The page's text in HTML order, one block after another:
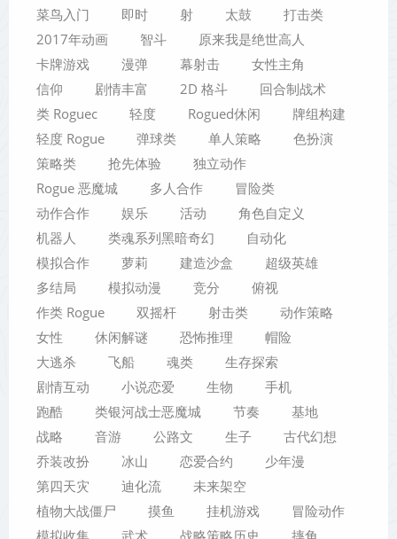
菜鸟入门
即时 射 太鼓
打击类
2017年动画
智斗
原来我是绝世高人
卡牌游戏
漫弹 幕射击
女性主角
信仰
剧情丰富 2D 格斗
回合制战术
类 Roguec
轻度 Rogued休闲
牌组构建
轻度 Rogue
弹球类 单人策略
色扮演
策略类
抢先体验
独立动作
Rogue 恶魔城
多人合作
冒险类
动作合作
娱乐 活动
角色自定义
机器人
类魂系列黑暗奇幻
自动化
模拟合作
萝莉 建造沙盒
超级英雄
多结局
模拟动漫 竞分
俯视
作类 Rogue
双摇杆 射击类
动作策略
女性
休闲解谜 恐怖推理
帽险
大逃杀
飞船 魂类
生存探索
剧情互动
小说恋爱 生物
手机
跑酷
类银河战士恶魔城 节奏
基地
战略
音游 公路文 生子
古代幻想
乔装改扮
冰山 恋爱合约
少年漫
第四天灾
迪化流
未来架空
植物大战僵尸
摸鱼 挂机游戏
冒险动作
模拟收集
武术 战略策略历史 摔角